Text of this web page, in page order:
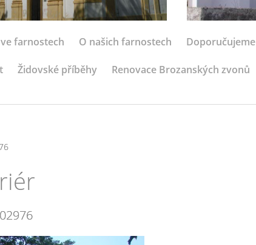
farnostech O našich farnostech Doporučujeme
Židovské příběhy Renovace Brozanských zvonů